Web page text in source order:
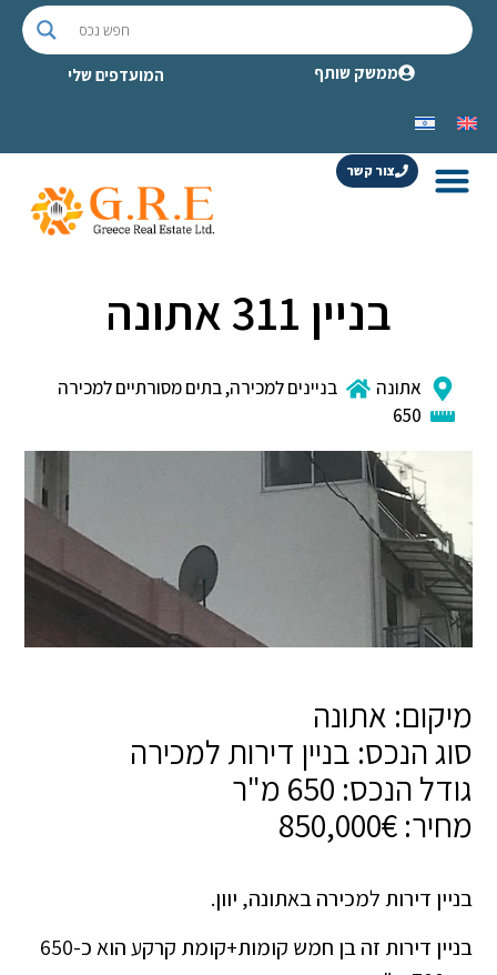
ממשק שותף המועדפים שלי
צור קשר
בניין 311 אתונה
אתונה בניינים למכירה,בתים מסורתיים למכירה
650
מיקום: אתונה
סוג הנכס: בניין דירות למכירה
גודל הנכס: 650 מ"ר
מחיר: 850,000€
בניין דירות למכירה באתונה, יוון.
בניין דירות זה בן חמש קומות+קומת קרקע הוא כ-650